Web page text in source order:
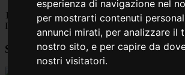
esperienza di navigazione nel
per mostrarti contenuti
annunci mirati, per analizzare il
nostro sito, e per capire da
nostri visitatori.
12
Dicembre 2015
Showroom Khazanah